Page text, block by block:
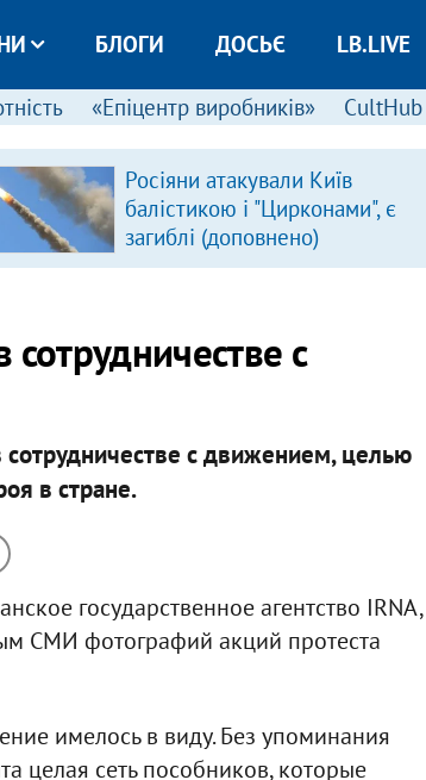
БЛОГИ ДОСЬЄ LB.LIVE
«Епіцентр виробників» CultHub
Росіяни атакували Київ
балістикою і "Цирконами", є
загиблі (доповнено)
с
с движением, целью
в стране.
государственное агентство IRNA,
СМИ фотографий акций протеста
имелось в виду. Без упоминания
целая сеть пособников, которые